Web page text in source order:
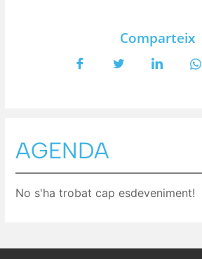
Comparteix
AGENDA
No s'ha trobat cap esdeveniment!